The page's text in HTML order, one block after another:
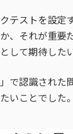
テストを設定
、それが重要
して期待した
」で認識され
いことでした。